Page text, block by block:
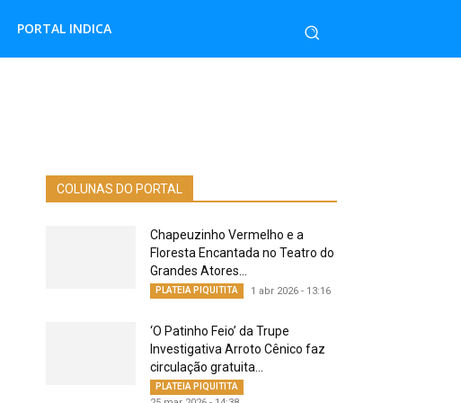
PORTAL INDICA
COLUNAS DO PORTAL
Chapeuzinho Vermelho e a
Floresta Encantada no Teatro do
Grandes Atores...
PLATEIA PIQUITITA 1 abr 2026 - 13:16
‘O Patinho Feio’ da Trupe
Investigativa Arroto Cênico faz
circulação gratuita...
PLATEIA PIQUITITA